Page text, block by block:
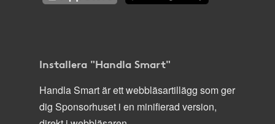
Installera "Handla Smart"
Handla Smart är ett webbläsartillägg som ger
dig Sponsorhuset i en minifierad version,